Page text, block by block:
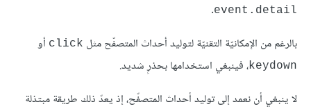
event.detail
.
بالرغم من الإمكانيّة التقنيّة لتوليد أحداث المتصفّح مثل click أو
keydown، فينبغي استخدامها بحذرٍ شديد.
لا ينبغي أن نعمد إلى توليد أحداث المتصفّح، إذ يعدّ ذلك طريقة مبتذلة